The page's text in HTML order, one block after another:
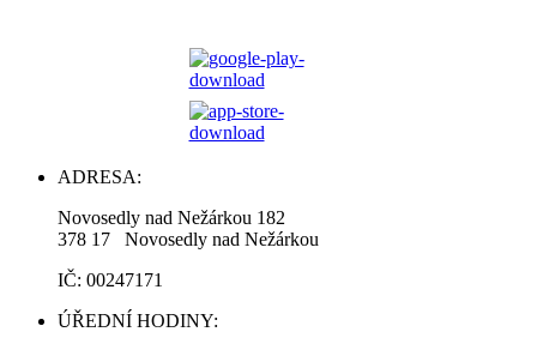
ADRESA:
Novosedly nad Nežárkou 182
378 17 Novosedly nad Nežárkou
IČ: 00247171
ÚŘEDNÍ HODINY: